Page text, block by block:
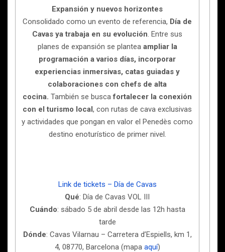
Expansión y nuevos horizontes
Consolidado como un evento de referencia, Día de
Cavas ya trabaja en su evolución. Entre sus
planes de expansión se plantea ampliar la
programación a varios días, incorporar
experiencias inmersivas, catas guiadas y
colaboraciones con chefs de alta
cocina. También se buscafortalecer la conexión
con el turismo local, con rutas de cava exclusivas
y actividades que pongan en valor el Penedès como
destino enoturístico de primer nivel.
Link de tickets – Día de Cavas
Qué: Día de Cavas VOL III
Cuándo: sábado 5 de abril desde las 12h hasta
tarde
Dónde: Cavas Vilarnau – Carretera d’Espiells, km 1,
4, 08770, Barcelona (mapa aquí)